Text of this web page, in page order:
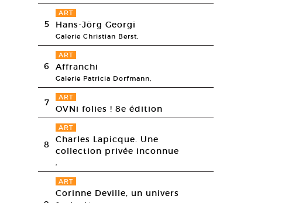
5
ART
Hans-Jörg Georgi
Galerie Christian Berst,
6
ART
Affranchi
Galerie Patricia Dorfmann,
7 ART
OVNi folies ! 8e édition
8
ART
Charles Lapicque. Une
collection privée inconnue
,
ART
Corinne Deville, un univers